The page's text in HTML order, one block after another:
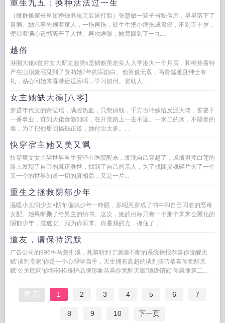
重生九五：换种活法过一生
（微群像家长里短挣钱养崽无装逼打脸）张慧敏一辈子省吃俭用，早早落下了
胃病。她凡事先顾着家人，一拖再拖，硬生生把小病拖成胃癌，不到五十岁，
便带着满心遗憾离开了人世。再次睁眼，她竟回到了一九...
越俗
港圈大佬x贫穷女大斯文败类x坚韧貌美老实人入学港大一个月后，和橙拎着特
产在山顶豪宅见到了资助她7年的宗勖白。他英俊无双，高贵儒雅且绅士有
礼，贴心问她来香港还适应吗，学习如何。资助人...
女主她缺大德[八零]
穿进年代文的萧弘瑶，满腔热血，只想搞钱，千方百计嫁给反派大佬，誓要干
一番事业，谁知大佬食髓知味，在开荒路上一去不返。一米二的床，不隔音的
墙，为了把他掰回搞钱正道，她付出太多。...
快穿宿主她又美又飒
快穿爽文女主异世界重生安泽在医院醒来，发现自己穿越了，虐渣男揍白莲的
路上发现了自己的真正身世，找到了自己的亲人，为了找回灵魂碎片去了一个
又一个的世界知道一切的真相后，又是一片...
重生之拯救阴郁少年
温暖小太阳少女×阴郁偏执少年一睁眼，苏昭意穿成了书中和自己同名的恶毒
女配。她果断撕了给男主的情书。这次，她的目标只有一个那个未来会黑化的
阴郁少年，沈遂安。我为你而来。你是我的光，抓住了，...
道友，请保持沉默
广告公司的996牛马楚荆溪，死前听到了源源不断的系统播报恭喜你觉醒天
赋‘谈判专家’你是一个心理学高手，天生拥有高超的谈判技巧恭喜你觉醒天
赋‘公关顾问’你能轻松维护品牌形象恭喜你觉醒天赋‘顶级销冠’你就像第二...
首 页 1 2 3 4 5 6 7
8 9 10 下一页